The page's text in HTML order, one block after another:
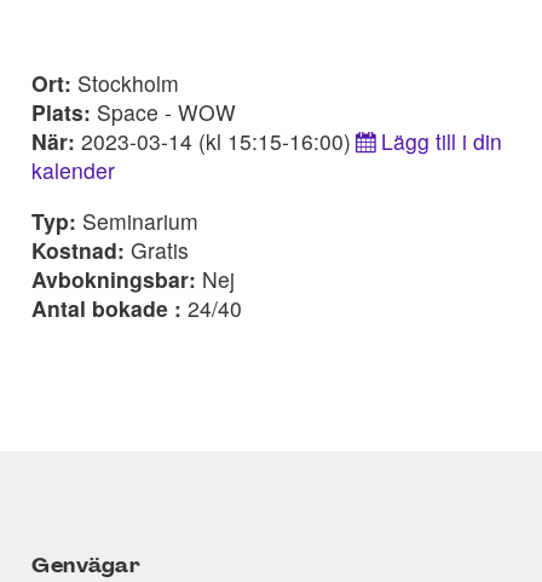
Ort: Stockholm
Plats: Space - WOW
När: 2023-03-14 (kl 15:15-16:00)
Lägg till i din
kalender
Typ: Seminarium
Kostnad: Gratis
Avbokningsbar: Nej
Antal bokade : 24/40
Genvägar